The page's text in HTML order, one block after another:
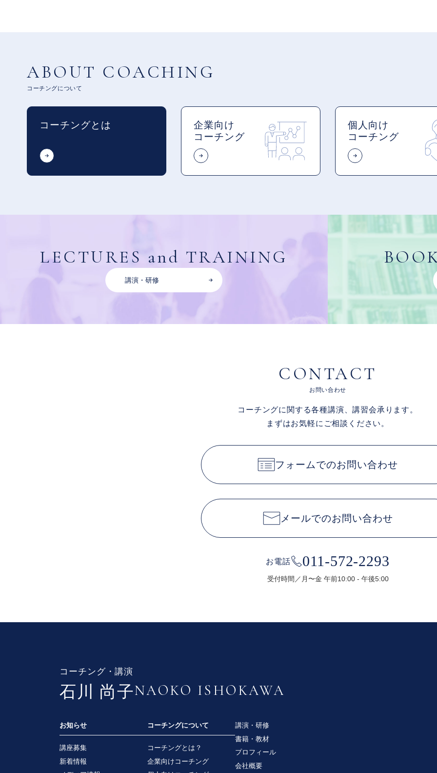
ABOUT COACHING
コーチングについて
コーチングとは
企業向け
コーチング
個人向け
コーチング
LECTURES and TRAINING
講演・研修
CONTACT
お問い合わせ
コーチングに関する各種講演、講習会承ります。
まずはお気軽にご相談ください。
フォームでのお問い合わせ
メールでのお問い合わせ
お電話 011-572-2293
受付時間／月〜金 午前10:00 - 午後5:00
コーチング・講演
石川 尚子NAOKO ISHOKAWA
お知らせ
講座募集
新着情報
コーチングについて
コーチングとは？
企業向けコーチング
講演・研修
書籍・教材
プロフィール
会社概要